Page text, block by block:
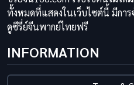
ทั้งหมดที่แสดงในเว็บไซต์นี้ มีกา
ดูซีรี่ย์จีนพากย์ไทยฟรี
INFORMATION